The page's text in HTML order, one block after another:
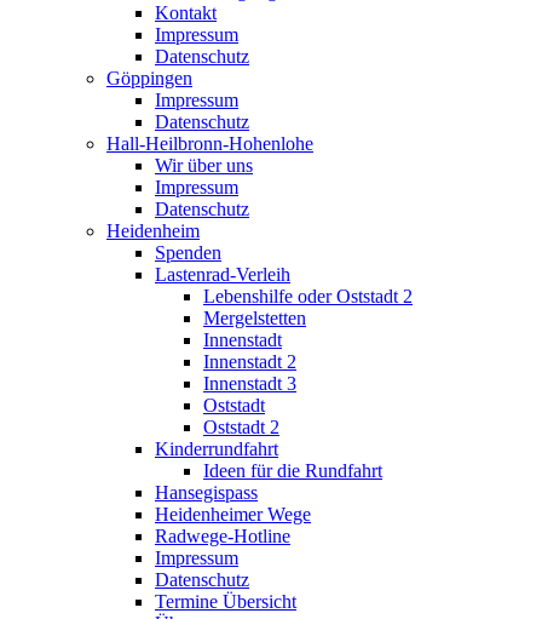
Kontakt
Impressum
Datenschutz
Göppingen
Impressum
Datenschutz
Hall-Heilbronn-Hohenlohe
Wir über uns
Impressum
Datenschutz
Heidenheim
Spenden
Lastenrad-Verleih
Lebenshilfe oder Oststadt 2
Mergelstetten
Innenstadt
Innenstadt 2
Innenstadt 3
Oststadt
Oststadt 2
Kinderrundfahrt
Ideen für die Rundfahrt
Hansegispass
Heidenheimer Wege
Radwege-Hotline
Impressum
Datenschutz
Termine Übersicht